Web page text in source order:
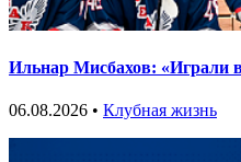
Ильнар Мисбахов: «Играли
06.08.2026 • Клубная жизнь